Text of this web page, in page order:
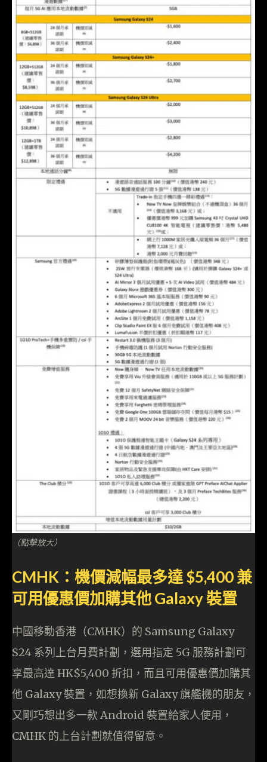
（點擊放大）
CMHK：​機價減幅最多達 $5,400 兼
可用優惠價加購其他 Galaxy 裝置
中國移動香港（CMHK）的 Samsung Galaxy
S24 系列上台月費計劃，選用指定 5G 服務計劃可
享最高達 HK$5,400 折扣，而且可用優惠價加購其
他 Galaxy 裝置，如想換新 Galaxy 旗艦機的朋友，
又剛巧想出多一款 Android 裝置給家人使用，
CMHK 的上台計劃就值得留意。